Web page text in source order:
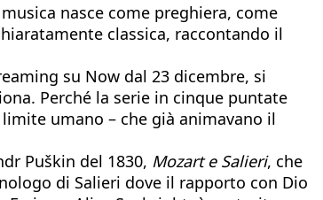
nasce come preghiera, come
classica, raccontando il
su Now dal 23 dicembre, si
Perché la serie in cinque puntate
umano – che già animavano il
Puškin del 1830, Mozart e Salieri, che
di Salieri dove il rapporto con Dio